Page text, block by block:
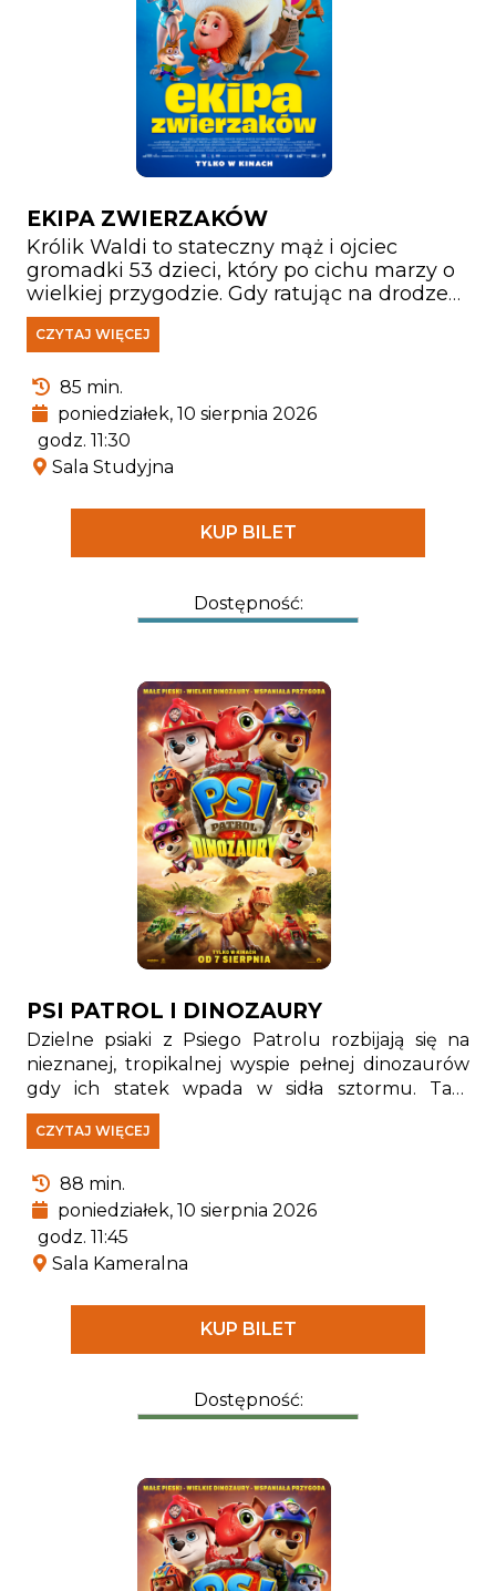
EKIPA ZWIERZAKÓW
Królik Waldi to stateczny mąż i ojciec
gromadki 53 dzieci, który po cichu marzy o
wielkiej przygodzie. Gdy ratując na drodze
małą jeżyczkę Helę doznaje kontuzji głowy,
zaczyna wierzyć, że jest hrabią
wybawcą księżniczek. Przekonany, że świat
pełen jest czekających go wyzwań, porzuca
rodzinne strony, by walczyć ze złem i nieść
pomoc słabszym.
CZYTAJ WIĘCEJ
85 min.
poniedziałek, 10 sierpnia 2026
godz. 11:30
Sala Studyjna
KUP BILET
Dostępność:
PSI PATROL I DINOZAURY
Dzielne psiaki z Psiego Patrolu rozbijają się na
nieznanej, tropikalnej wyspie pełnej dinozaurów
gdy ich statek wpada w sidła sztormu. Tam
spotykają Rexa — szczeniaka, który od lat jest
uwięziony na wyspie i stał się prawdziwym
pradawnymi gadami.
CZYTAJ WIĘCEJ
88 min.
poniedziałek, 10 sierpnia 2026
godz. 11:45
Sala Kameralna
KUP BILET
Dostępność: